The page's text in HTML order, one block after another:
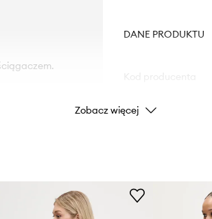
DANE PRODUKTU
Kolor producenta
Marka
Zobacz więcej